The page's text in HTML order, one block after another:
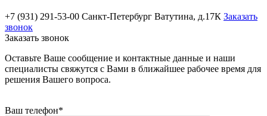
+7 (931) 291-53-00 Санкт-Петербург Ватутина, д.17К Заказать
звонок
Заказать звонок
Оставьте Ваше сообщение и контактные данные и наши
специалисты свяжутся с Вами в ближайшее рабочее время для
решения Вашего вопроса.
Ваш телефон*